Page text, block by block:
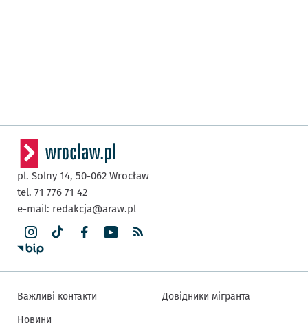
pl. Solny 14, 50-062 Wrocław
tel. 71 776 71 42
e-mail: redakcja@araw.pl
Важливі контакти
Новини
Довідники мігранта